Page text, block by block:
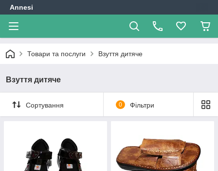
Annesi
Товари та послуги Взуття дитяче
Взуття дитяче
Сортування 0 Фільтри